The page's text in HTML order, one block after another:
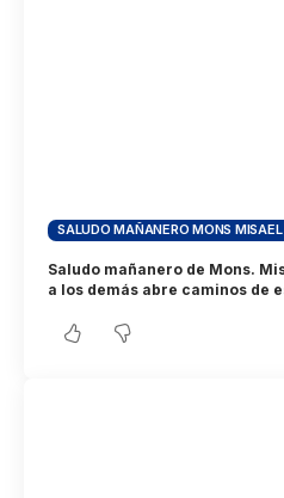
SALUDO MAÑANERO MONS
Saludo mañanero de Mons.
a los demás abre caminos de